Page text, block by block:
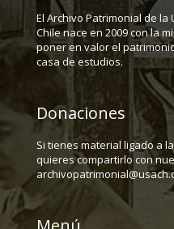
El Archivo Patrimonial de
Chile nace en 2009 con la
poner en valor el
casa de estudios.
Donaciones
Si tienes material ligado a
quieres compartirlo con